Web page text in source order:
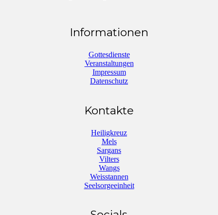
Informationen
Gottesdienste
Veranstaltungen
Impressum
Datenschutz
Kontakte
Heiligkreuz
Mels
Sargans
Vilters
Wangs
Weisstannen
Seelsorgeeinheit